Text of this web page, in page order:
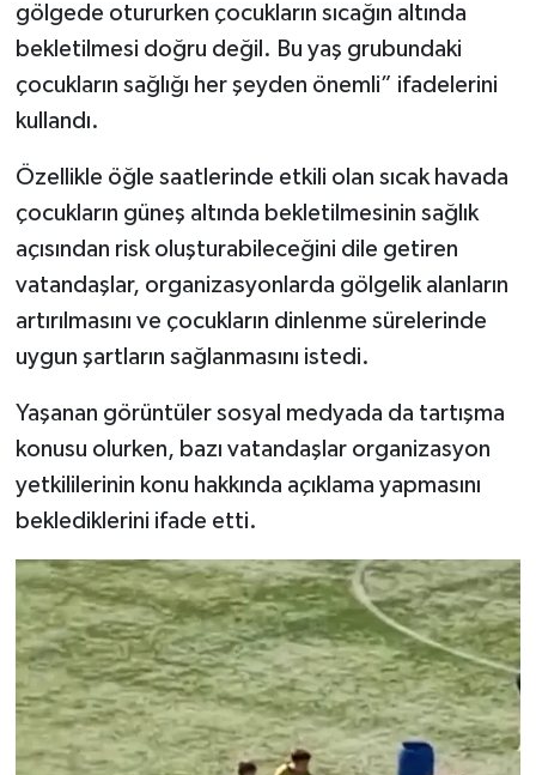
gölgede otururken çocukların sıcağın altında
bekletilmesi doğru değil. Bu yaş grubundaki
çocukların sağlığı her şeyden önemli” ifadelerini
kullandı.
Özellikle öğle saatlerinde etkili olan sıcak havada
çocukların güneş altında bekletilmesinin sağlık
açısından risk oluşturabileceğini dile getiren
vatandaşlar, organizasyonlarda gölgelik alanların
artırılmasını ve çocukların dinlenme sürelerinde
uygun şartların sağlanmasını istedi.
Yaşanan görüntüler sosyal medyada da tartışma
konusu olurken, bazı vatandaşlar organizasyon
yetkililerinin konu hakkında açıklama yapmasını
beklediklerini ifade etti.